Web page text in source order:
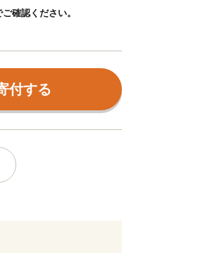
ご確認ください。
付する